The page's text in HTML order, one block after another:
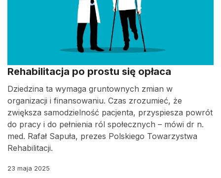
Rehabilitacja po prostu się opłaca
Dziedzina ta wymaga gruntownych zmian w
organizacji i finansowaniu. Czas zrozumieć, że
zwiększa samodzielność pacjenta, przyspiesza powrót
do pracy i do pełnienia ról społecznych – mówi dr n.
med. Rafał Sapuła, prezes Polskiego Towarzystwa
Rehabilitacji.
23 maja 2025